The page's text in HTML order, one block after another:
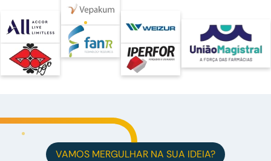
VAMOS MERGULHAR NA SUA IDEIA?